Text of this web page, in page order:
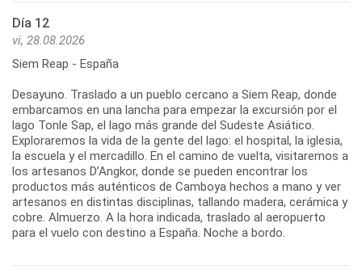
Día 12
vi, 28.08.2026
Siem Reap - España
Desayuno. Traslado a un pueblo cercano a Siem Reap, donde
embarcamos en una lancha para empezar la excursión por el
lago Tonle Sap, el lago más grande del Sudeste Asiático.
Exploraremos la vida de la gente del lago: el hospital, la iglesia,
la escuela y el mercadillo. En el camino de vuelta, visitaremos a
los artesanos D’Angkor, donde se pueden encontrar los
productos más auténticos de Camboya hechos a mano y ver
artesanos en distintas disciplinas, tallando madera, cerámica y
cobre. Almuerzo. A la hora indicada, traslado al aeropuerto